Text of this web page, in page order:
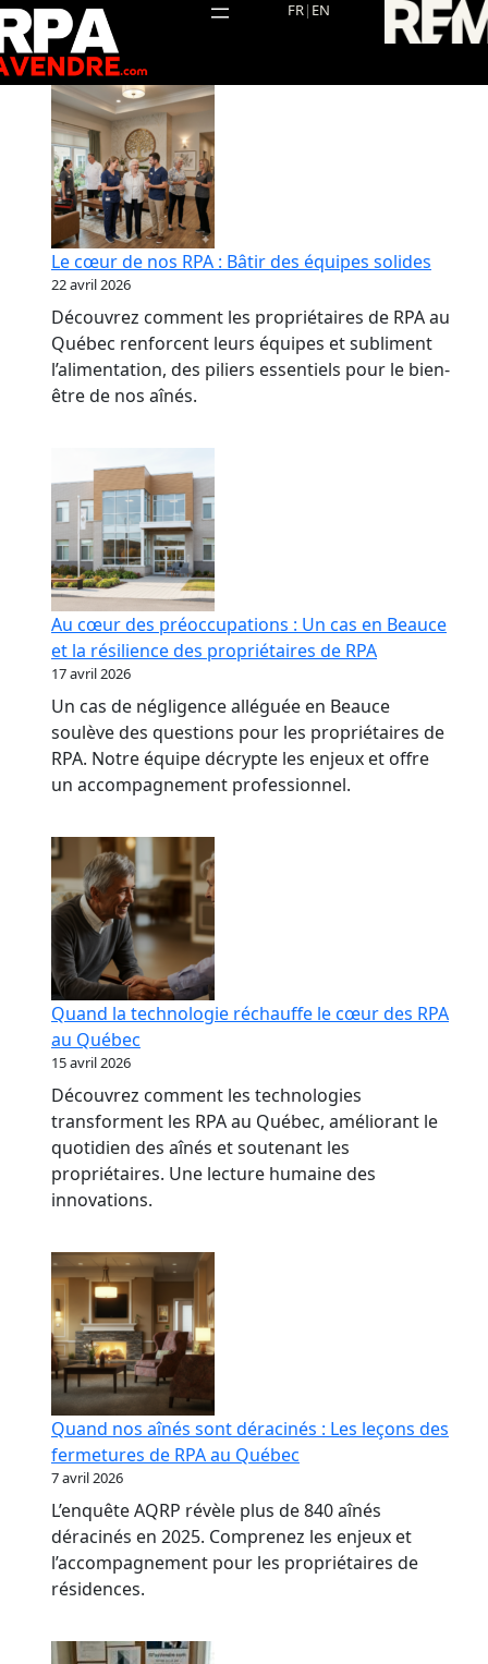
Aller
au
contenu
FR| EN
Le cœur de nos RPA : Bâtir des équipes solides
22 avril 2026
Découvrez comment les propriétaires de RPA au
Québec renforcent leurs équipes et subliment
l’alimentation, des piliers essentiels pour le bien-
être de nos aînés.
Au cœur des préoccupations : Un cas en Beauce
et la résilience des propriétaires de RPA
17 avril 2026
Un cas de négligence alléguée en Beauce
soulève des questions pour les propriétaires de
RPA. Notre équipe décrypte les enjeux et offre
un accompagnement professionnel.
Quand la technologie réchauffe le cœur des RPA
au Québec
15 avril 2026
Découvrez comment les technologies
transforment les RPA au Québec, améliorant le
quotidien des aînés et soutenant les
propriétaires. Une lecture humaine des
innovations.
Quand nos aînés sont déracinés : Les leçons des
fermetures de RPA au Québec
7 avril 2026
L’enquête AQRP révèle plus de 840 aînés
déracinés en 2025. Comprenez les enjeux et
l’accompagnement pour les propriétaires de
résidences.